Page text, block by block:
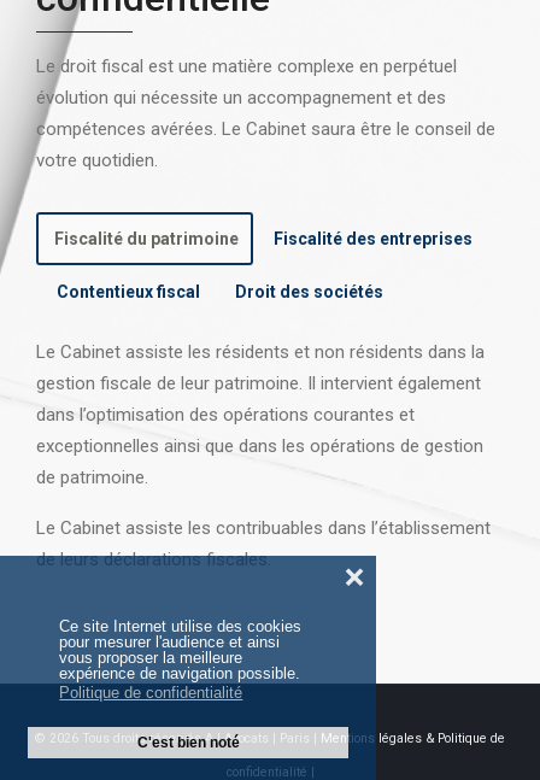
Ce site Internet utilise des cookies
pour mesurer l'audience et ainsi
vous proposer la meilleure
expérience de navigation possible.
Politique de confidentialité
C'est bien noté
❌
Le droit fiscal est une matière complexe en perpétuel
évolution qui nécessite un accompagnement et des
compétences avérées. Le Cabinet saura être le conseil de
votre quotidien.
Fiscalité du patrimoine Fiscalité des entreprises
Contentieux fiscal Droit des sociétés
Le Cabinet assiste les résidents et non résidents dans la
gestion fiscale de leur patrimoine. Il intervient également
dans l’optimisation des opérations courantes et
exceptionnelles ainsi que dans les opérations de gestion
de patrimoine.
Le Cabinet assiste les contribuables dans l’établissement
de leurs déclarations fiscales.
© 2026 Tous droits réservés AJ Avocats | Paris | Mentions légales & Politique de
confidentialité |